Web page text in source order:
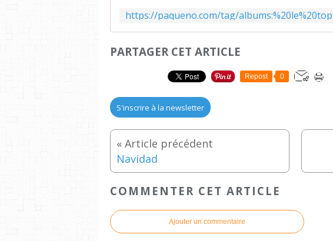
PARTAGER CET ARTICLE
Repost 0
S'inscrire à la newsletter
Navidad
COMMENTER CET ARTICLE
Ajouter un commentaire